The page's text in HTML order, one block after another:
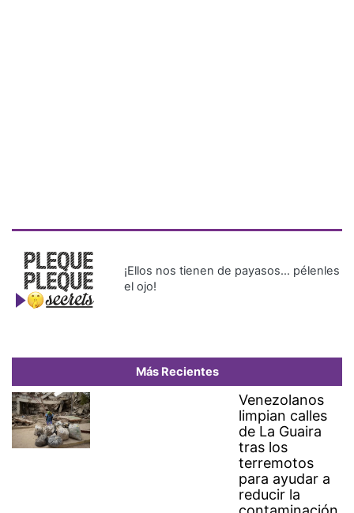
¡Ellos nos tienen de payasos… pélenles
el ojo!
Más Recientes
Venezolanos
limpian calles
de La Guaira
tras los
terremotos
para ayudar a
reducir la